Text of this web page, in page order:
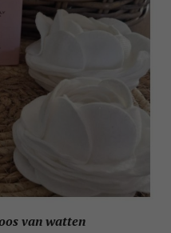
van watten